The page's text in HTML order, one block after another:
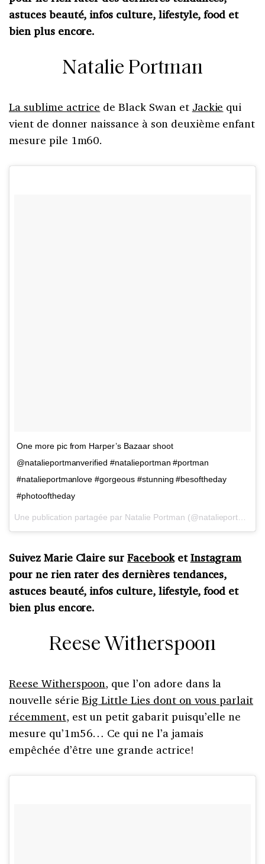
astuces beauté, infos culture, lifestyle, food et
bien plus encore.
Natalie Portman
La sublime actrice de Black Swan et Jackie qui
vient de donner naissance à son deuxième enfant
mesure pile 1m60.
One more pic from Harper’s Bazaar shoot
@natalieportmanverified #natalieportman #portman
#natalieportmanlove #gorgeous #stunning #besoftheday
#photooftheday
Suivez Marie Claire surFacebooketInstagram
pour ne rien rater des dernières tendances,
astuces beauté, infos culture, lifestyle, food et
bien plus encore.
Reese Witherspoon
Reese Witherspoon, que l’on adore dans la
nouvelle sérieBig Little Lies dont on vous parlait
récemment, est un petit gabarit puisqu’elle ne
mesure qu’1m56… Ce qui ne l’a jamais
empêchée d’être une grande actrice!